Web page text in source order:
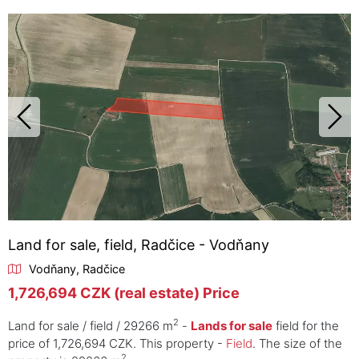
Land for sale, field, Radčice - Vodňany
Vodňany, Radčice
1,726,694 CZK (real estate) Price
Land for sale / field / 29266 m2 - Lands for sale field for the
price of 1,726,694 CZK. This property - Field. The size of the